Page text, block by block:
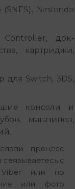
Nintendo
док-
картриджи,
для Switch, 3DS,
консоли и
магазинов,
процесс
с
Viber или по
или фото